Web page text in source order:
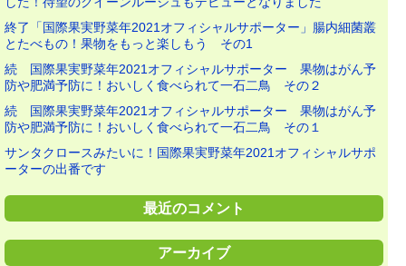
終了「国際果実野菜年2021オフィシャルサポーター」腸内細菌叢
とたべもの！果物をもっと楽しもう その1
続 国際果実野菜年2021オフィシャルサポーター 果物はがん予
防や肥満予防に！おいしく食べられて一石二鳥 その２
続 国際果実野菜年2021オフィシャルサポーター 果物はがん予
防や肥満予防に！おいしく食べられて一石二鳥 その１
サンタクロースみたいに！国際果実野菜年2021オフィシャルサポ
ーターの出番です
最近のコメント
アーカイブ